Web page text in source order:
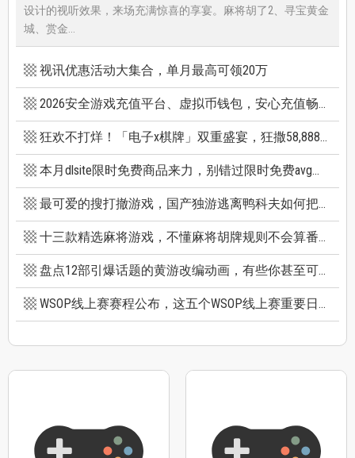
设计的视听效果，来场充满惊喜的享宴。麻将胡了2、寻宝黄金
城、赏金...
视讯优惠活动大集合，单月最高可领20万
2026安全游戏充值平台、虚拟币钱包，安心充值畅快游戏
狂欢不打烊！「电子x棋牌」双重盛宴，狂撒58,888巨额红利
本月dlsite限时免费商品来力，别错过限时免费avg成人游戏和免费插画集
最可爱的搜打撤游戏，国产独游逃离鸭科夫如何把搜打撤玩出新高度
十三款精选麻将游戏，不懂麻将胡牌规则不会算番也能玩
盘点12部引爆话题的黄游改编动画，有些你甚至可能不知道它原作是黄游
WSOP线上赛赛程公布，这五个WSOP线上赛重要日期千万别错过